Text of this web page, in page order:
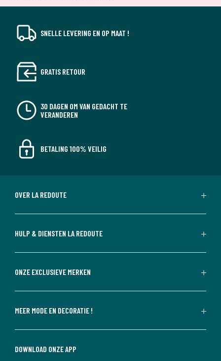
SNELLE LEVERING EN OP MAAT !
GRATIS RETOUR
30 DAGEN OM VAN GEDACHT TE
VERANDEREN
BETALING 100% VEILIG
OVER LA REDOUTE
HULP & DIENSTEN LA REDOUTE
ONZE EXCLUSIEVE MERKEN
MEER MODE EN DECORATIE !
DOWNLOAD ONZE APP